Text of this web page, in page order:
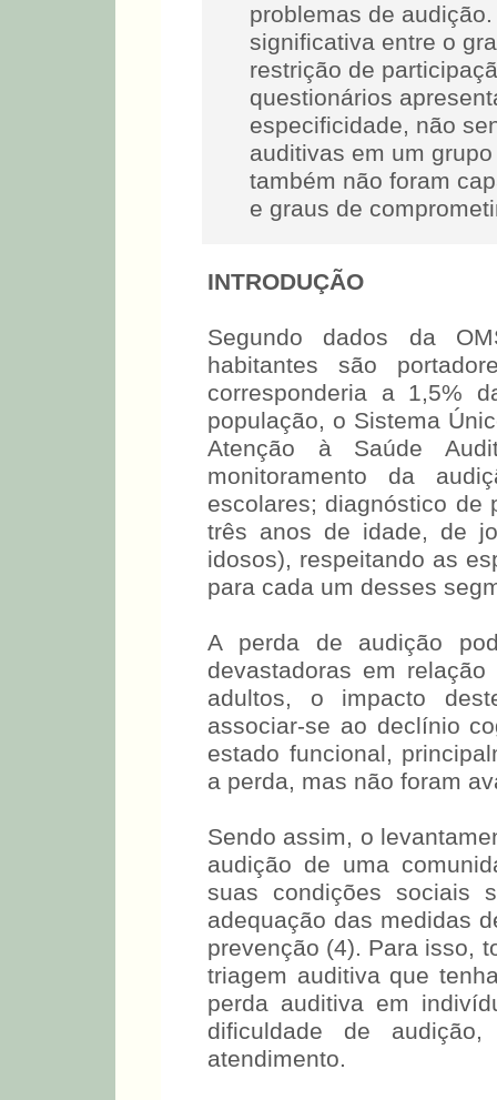
problemas de
significativa entre o
restrição de
questionários
especificidade, não
auditivas em um
também não foram
e graus de
INTRODUÇÃO
Segundo dados da
habitantes são
corresponderia a 1,5%
população, o Sistema
Atenção à Saúde
monitoramento da
escolares; diagnóstico de
três anos de idade, de
idosos), respeitando as
para cada um desses
A perda de audição
devastadoras em
adultos, o impacto
associar-se ao declínio
estado funcional,
a perda, mas não foram
Sendo assim, o
audição de uma
suas condições sociais
adequação das medidas
prevenção (4). Para isso,
triagem auditiva que
perda auditiva em
dificuldade de
atendimento.